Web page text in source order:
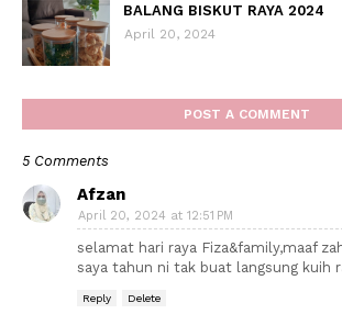
BALANG BISKUT RAYA 2024
April 20, 2024
POST A COMMENT
5 Comments
Afzan
April 20, 2024 at 12:51 PM
selamat hari raya Fiza&family,maaf
saya tahun ni tak buat langsung kuih
Reply Delete